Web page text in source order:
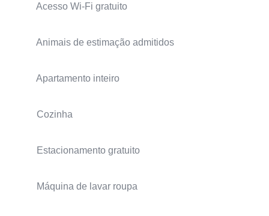
Acesso Wi-Fi gratuito
Animais de estimação admitidos
Apartamento inteiro
Cozinha
Estacionamento gratuito
Máquina de lavar roupa